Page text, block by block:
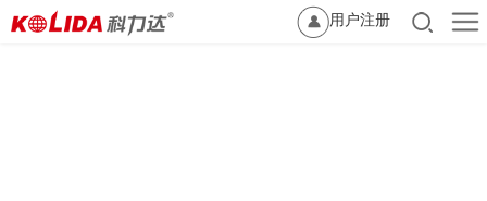
用户注册